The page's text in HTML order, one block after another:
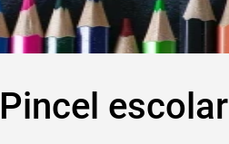
Pincel escolar